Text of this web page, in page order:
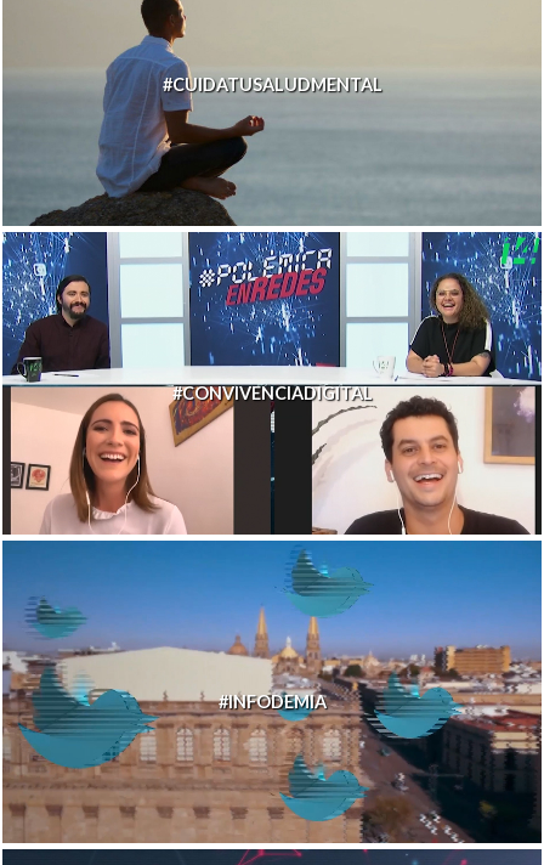
#CUIDATUSALUDMENTAL
#CONVIVENCIADIGITAL
#INFODEMIA